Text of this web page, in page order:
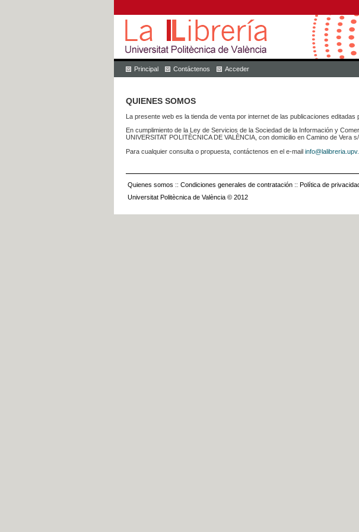
Principal Contáctenos Acceder
QUIENES SOMOS
La presente web es la tienda de venta por internet de las publicaciones editadas
En cumplimiento de la Ley de Servicios de la Sociedad de la Información y
UNIVERSITAT POLITÈCNICA DE VALÈNCIA, con domicilio en Camino de Vera
Para cualquier consulta o propuesta, contáctenos en el e-mail
Quienes somos :: Condiciones generales de contratación :: Política de
Universitat Politècnica de València © 2012